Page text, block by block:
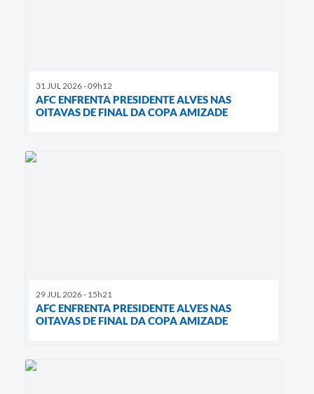
31 JUL 2026 - 09h12
AFC ENFRENTA PRESIDENTE ALVES NAS
OITAVAS DE FINAL DA COPA AMIZADE
29 JUL 2026 - 15h21
AFC ENFRENTA PRESIDENTE ALVES NAS
OITAVAS DE FINAL DA COPA AMIZADE